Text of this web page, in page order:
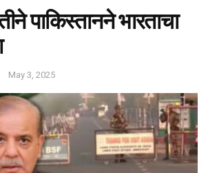
पाकिस्तानने भारताचा
May 3, 2025